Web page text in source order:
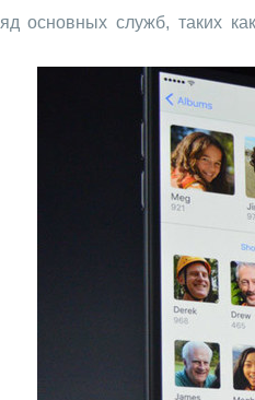
основных служб, таких